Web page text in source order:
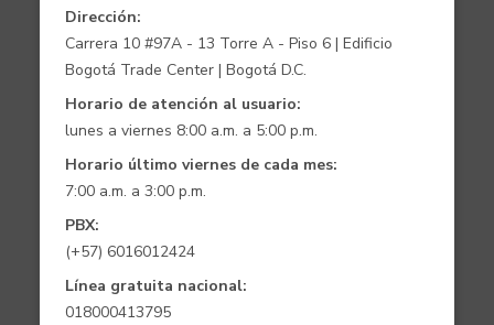
Dirección:
Carrera 10 #97A - 13 Torre A - Piso 6 | Edificio
Bogotá Trade Center | Bogotá D.C.
Horario de atención al usuario:
lunes a viernes 8:00 a.m. a 5:00 p.m.
Horario último viernes de cada mes:
7:00 a.m. a 3:00 p.m.
PBX:
(+57) 6016012424
Línea gratuita nacional:
018000413795